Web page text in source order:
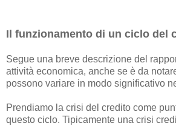
Il funzionamento di un ciclo del
Segue una breve descrizione del
attività economica, anche se è da
possono variare in modo significativo
Prendiamo la crisi del credito come
questo ciclo. Tipicamente una crisi